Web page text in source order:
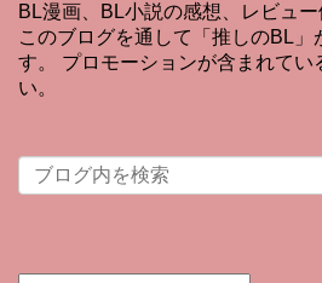
BL漫画、BL小説の感想、レビュー
このブログを通して「推しのBL
す。 プロモーションが含まれてい
い。